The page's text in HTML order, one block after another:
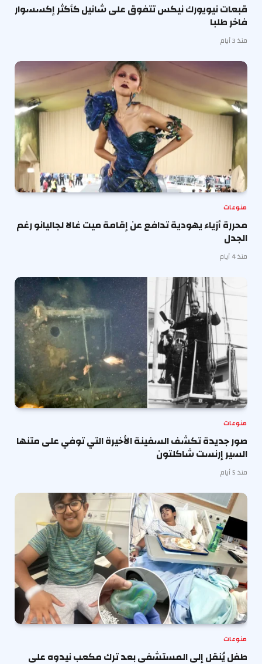
قبعات نيويورك نيكس تتفوق على شانيل كأكثر إكسسوار
فاخر طلبا
منذ 3 أيام
منوعات
محررة أزياء يهودية تدافع عن إقامة ميت غالا لجاليانو رغم
الجدل
منذ 4 أيام
منوعات
صور جديدة تكشف السفينة الأخيرة التي توفي على متنها
السير إرنست شاكلتون
منذ 5 أيام
منوعات
طفل يُنقل إلى المستشفى بعد ترك مكعب نيدوه على